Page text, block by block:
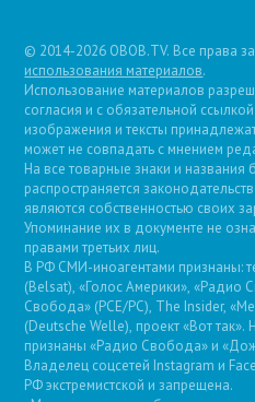
© 2014-2026 OBOB.TV. Все права
использования материалов.
Использование материалов
согласия и с обязательной
изображения и тексты
может не совпадать с мнением
На все товарные знаки и названия
распространяется
являются собственностью своих
Упоминание их в документе не
правами третьих лиц.
В РФ СМИ-иноагентами признаны:
(Belsat), «Голос Америки»,
Свобода» (PCE/PC), The Insider,
(Deutsche Welle), проект «Вот
признаны «Радио Свобода» и
Владелец соцсетей Instagram и
РФ экстремистской и запрещена.